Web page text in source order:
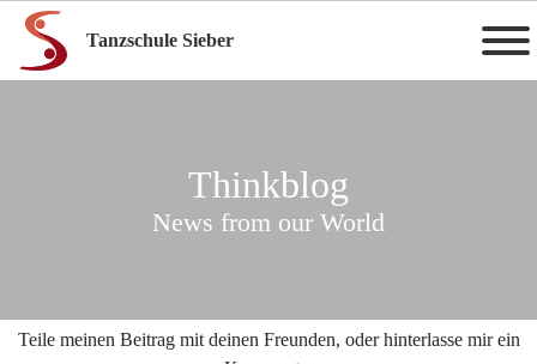
Tanzschule Sieber
Thinkblog
News from our World
Teile meinen Beitrag mit deinen Freunden, oder hinterlasse mir ein